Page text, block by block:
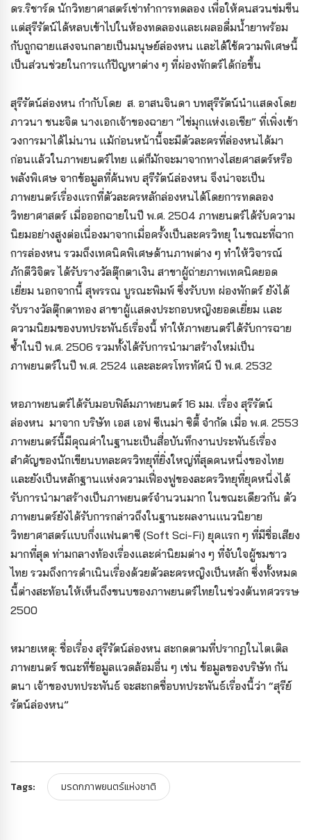
ดร.ริชาร์ด นักวิทยาศาสตร์เช่าทำการทดลอง เพื่อให้คนสวนข่มขืน
แต่สุรีรัตน์ได้หลบเข้าไปในห้องทดลองและเผลอดื่มน้ำยาพร้อม
กับถูกฉายแสงจนกลายเป็นมนุษย์ล่องหน และได้ใช้ความพิเศษนี้
เป็นส่วนช่วยในการแก้ปัญหาต่าง ๆ ที่ผ่องพักตร์ได้ก่อขึ้น
สุรีรัตน์ล่องหน กำกับโดย ส. อาสนจินดา บทสุรีรัตน์นำแสดงโดย
ภาวนา ชนะจิต นางเอกเจ้าของฉายา “ไข่มุกแห่งเอเชีย” ที่เพิ่งเข้า
วงการมาได้ไม่นาน แม้ก่อนหน้านี้จะมีตัวละครที่ล่องหนได้มา
ก่อนแล้วในภาพยนตร์ไทย แต่ก็มักจะมาจากทางไสยศาสตร์หรือ
พลังพิเศษ จากข้อมูลที่ค้นพบ สุรีรัตน์ล่องหน จึงน่าจะเป็น
ภาพยนตร์เรื่องแรกที่ตัวละครหลักล่องหนได้โดยการทดลอง
วิทยาศาสตร์ เมื่อออกฉายในปี พ.ศ. 2504 ภาพยนตร์ได้รับความ
นิยมอย่างสูงต่อเนื่องมาจากเมื่อครั้งเป็นละครวิทยุ ในขณะที่ฉาก
การล่องหน รวมถึงเทคนิคพิเศษด้านภาพต่าง ๆ ทำให้วิจารณ์
ภักดีวิจิตร ได้รับรางวัลตุ๊กตาเงิน สาขาผู้ถ่ายภาพเทคนิคยอด
เยี่ยม นอกจากนี้ สุพรรณ บูรณะพิมพ์ ซึ่งรับบท ผ่องพักตร์ ยังได้
รับรางวัลตุ๊กตาทอง สาขาผู้แสดงประกอบหญิงยอดเยี่ยม และ
ความนิยมของบทประพันธ์เรื่องนี้ ทำให้ภาพยนตร์ได้รับการฉาย
ซ้ำในปี พ.ศ. 2506 รวมทั้งได้รับการนำมาสร้างใหม่เป็น
ภาพยนตร์ในปี พ.ศ. 2524 และละครโทรทัศน์ ปี พ.ศ. 2532
หอภาพยนตร์ได้รับมอบฟิล์มภาพยนตร์ 16 มม. เรื่อง สุรีรัตน์
ล่องหน มาจาก บริษัท เอส เอฟ ซีเนม่า ซิตี้ จำกัด เมื่อ พ.ศ. 2553
ภาพยนตร์นี้มีคุณค่าในฐานะเป็นสื่อบันทึกงานประพันธ์เรื่อง
สำคัญของนักเขียนบทละครวิทยุที่ยิ่งใหญ่ที่สุดคนหนึ่งของไทย
และยังเป็นหลักฐานแห่งความเฟื่องฟูของละครวิทยุที่ยุคหนึ่งได้
รับการนำมาสร้างเป็นภาพยนตร์จำนวนมาก ในขณะเดียวกัน ตัว
ภาพยนตร์ยังได้รับการกล่าวถึงในฐานะผลงานแนวนิยาย
วิทยาศาสตร์แบบกึ่งแฟนตาซี (Soft Sci-Fi) ยุคแรก ๆ ที่มีชื่อเสียง
มากที่สุด ท่ามกลางท้องเรื่องและค่านิยมต่าง ๆ ที่จับใจผู้ชมชาว
ไทย รวมถึงการดำเนินเรื่องด้วยตัวละครหญิงเป็นหลัก ซึ่งทั้งหมด
นี้ต่างสะท้อนให้เห็นถึงขนบของภาพยนตร์ไทยในช่วงต้นทศวรรษ
2500
หมายเหตุ: ชื่อเรื่อง สุรีรัตน์ล่องหน สะกดตามที่ปรากฏในไตเติล
ภาพยนตร์ ขณะที่ข้อมูลแวดล้อมอื่น ๆ เช่น ข้อมูลของบริษัท กัน
ตนา เจ้าของบทประพันธ์ จะสะกดชื่อบทประพันธ์เรื่องนี้ว่า “สุรีย์
รัตน์ล่องหน”
Tags: มรดกภาพยนตร์แห่งชาติ